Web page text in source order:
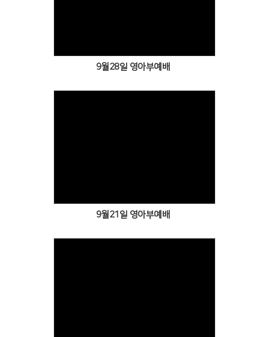
9월28일 영아부예배
9월21일 영아부예배